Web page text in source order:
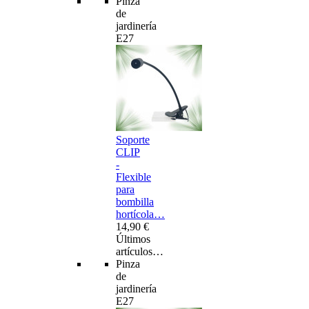
de
jardinería
E27
Soporte
CLIP
-
Flexible
para
bombilla
hortícola…
14,90 €
Últimos
artículos…
Pinza
de
jardinería
E27